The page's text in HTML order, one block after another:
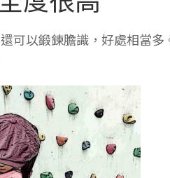
可以鍛鍊膽識，好處相當多